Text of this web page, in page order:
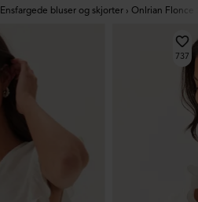
Ensfargede bluser og skjorter › Onlrian Flonce
737